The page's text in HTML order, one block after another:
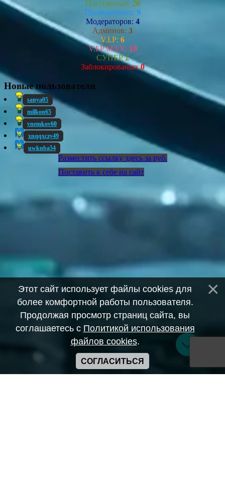
Постоянные: 26
Проверенных: 9
Модераторов: 4
Админов: 3
V.I.P: 6
V.I.P MAX: 10
СУПЕР2
Заблокированых0
Новые пользователи
sanya05
milkon65
vnemkov60
xnqqxczy49
uwkuba54
Разместить ссылку здесь за руб.
Поставить к себе на сайт
Этот сайт использует файлы cookies для
более комфортной работы пользователя.
Продолжая просмотр страниц сайта, вы
соглашаетесь с Политикой использования
файлов cookies.
СОГЛАСИТЬСЯ